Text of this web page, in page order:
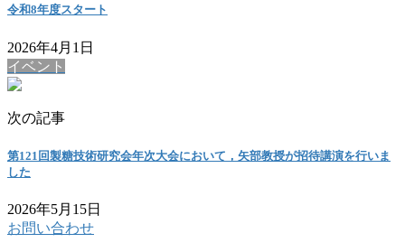
令和8年度スタート
2026年4月1日
イベント
次の記事
第121回製糖技術研究会年次大会において，矢部教授が招待講演を行いま
した
2026年5月15日
お問い合わせ